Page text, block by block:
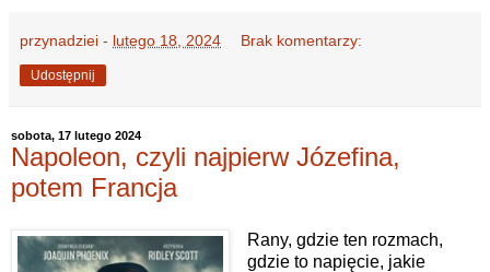
przynadziei - lutego 18, 2024 Brak komentarzy:
Udostępnij
sobota, 17 lutego 2024
Napoleon, czyli najpierw Józefina,
potem Francja
Rany, gdzie ten rozmach,
gdzie to napięcie, jakie